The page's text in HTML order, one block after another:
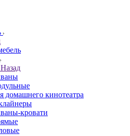
Назад
домашнего кинотеатра
кровати